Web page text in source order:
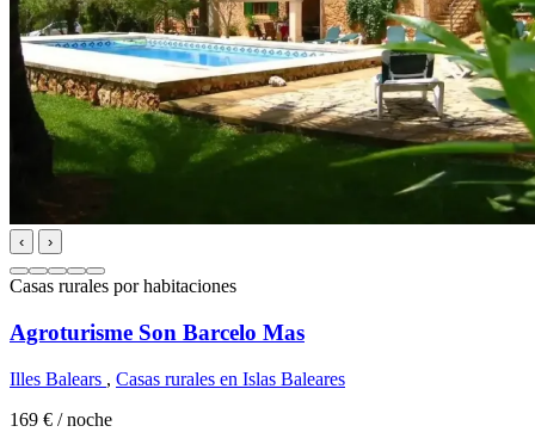
‹ ›
Casas rurales por habitaciones
Agroturisme Son Barcelo Mas
Illes Balears , Casas rurales en Islas Baleares
169 € / noche